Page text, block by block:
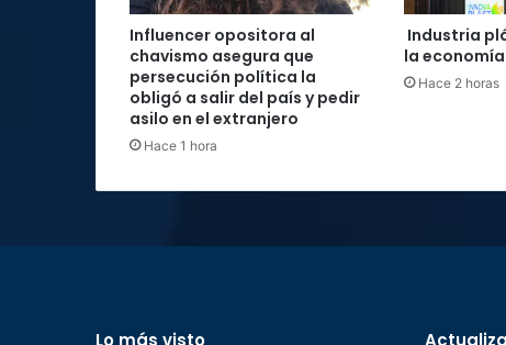
Influencer opositora al
chavismo asegura que
persecución política la
obligó a salir del país y pedir
asilo en el extranjero
Hace 1 hora
Industria
la
Hace 2 horas